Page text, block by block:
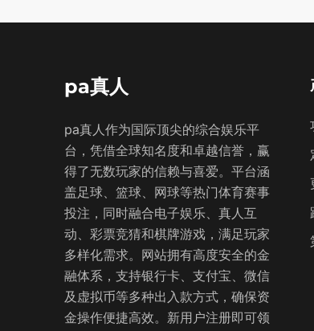
pa真人
pa真人作为国际顶尖的综合娱乐平
台，凭借全球知名度和卓越信誉，赢
得了无数玩家的信赖与喜爱。平台涵
盖足球、篮球、网球等热门体育赛事
投注，同时融合电子娱乐、真人互
动、彩票竞猜和棋牌游戏，满足玩家
多样化需求。网站拥有高度安全的金
融体系，支持银行卡、支付宝、微信
及虚拟币等多种出入款方式，确保资
金操作便捷高效。新用户注册即可领